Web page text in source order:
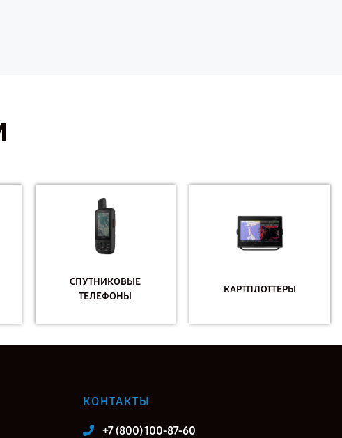
СПУТНИКОВЫЕ
ТЕЛЕФОНЫ
КАРТПЛОТТЕРЫ
КОНТАКТЫ
+7 (800) 100-87-60